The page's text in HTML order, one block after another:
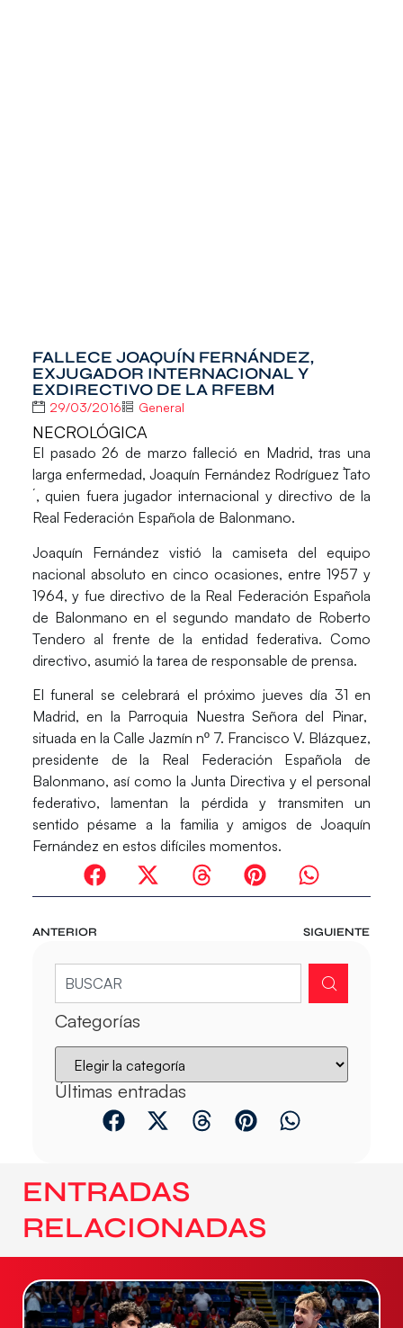
FALLECE JOAQUÍN FERNÁNDEZ,
EXJUGADOR INTERNACIONAL Y
EXDIRECTIVO DE LA RFEBM
29/03/2016 General
NECROLÓGICA
El pasado 26 de marzo falleció en Madrid, tras una
larga enfermedad,Joaquín Fernández Rodríguez `Tato
´, quien fuera jugador internacional y directivo de la
Real Federación Española de Balonmano.
Joaquín Fernández vistió la camiseta del equipo
nacional absoluto en cinco ocasiones, entre 1957 y
1964, y fue directivo de la Real Federación Española
de Balonmano en el segundo mandato de Roberto
Tendero al frente de la entidad federativa. Como
directivo, asumió la tarea de responsable de prensa.
El funeral se celebrará el próximo jueves día 31 en
Madrid, en la Parroquia Nuestra Señora del Pinar,
situada en la Calle Jazmín nº 7. Francisco V. Blázquez,
presidente de la Real Federación Española de
Balonmano, así como la Junta Directiva y el personal
federativo, lamentan la pérdida y transmiten un
sentido pésame a la familia y amigos deJoaquín
Fernández en estos difíciles momentos.
ANTERIOR SIGUIENTE
Categorías
Últimas entradas
ENTRADAS
RELACIONADAS